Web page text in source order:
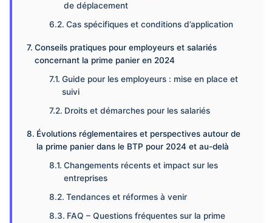
de déplacement
Cas spécifiques et conditions d’application
Conseils pratiques pour employeurs et salariés
concernant la prime panier en 2024
Guide pour les employeurs : mise en place et
suivi
Droits et démarches pour les salariés
Évolutions réglementaires et perspectives autour de
la prime panier dans le BTP pour 2024 et au-delà
Changements récents et impact sur les
entreprises
Tendances et réformes à venir
FAQ – Questions fréquentes sur la prime